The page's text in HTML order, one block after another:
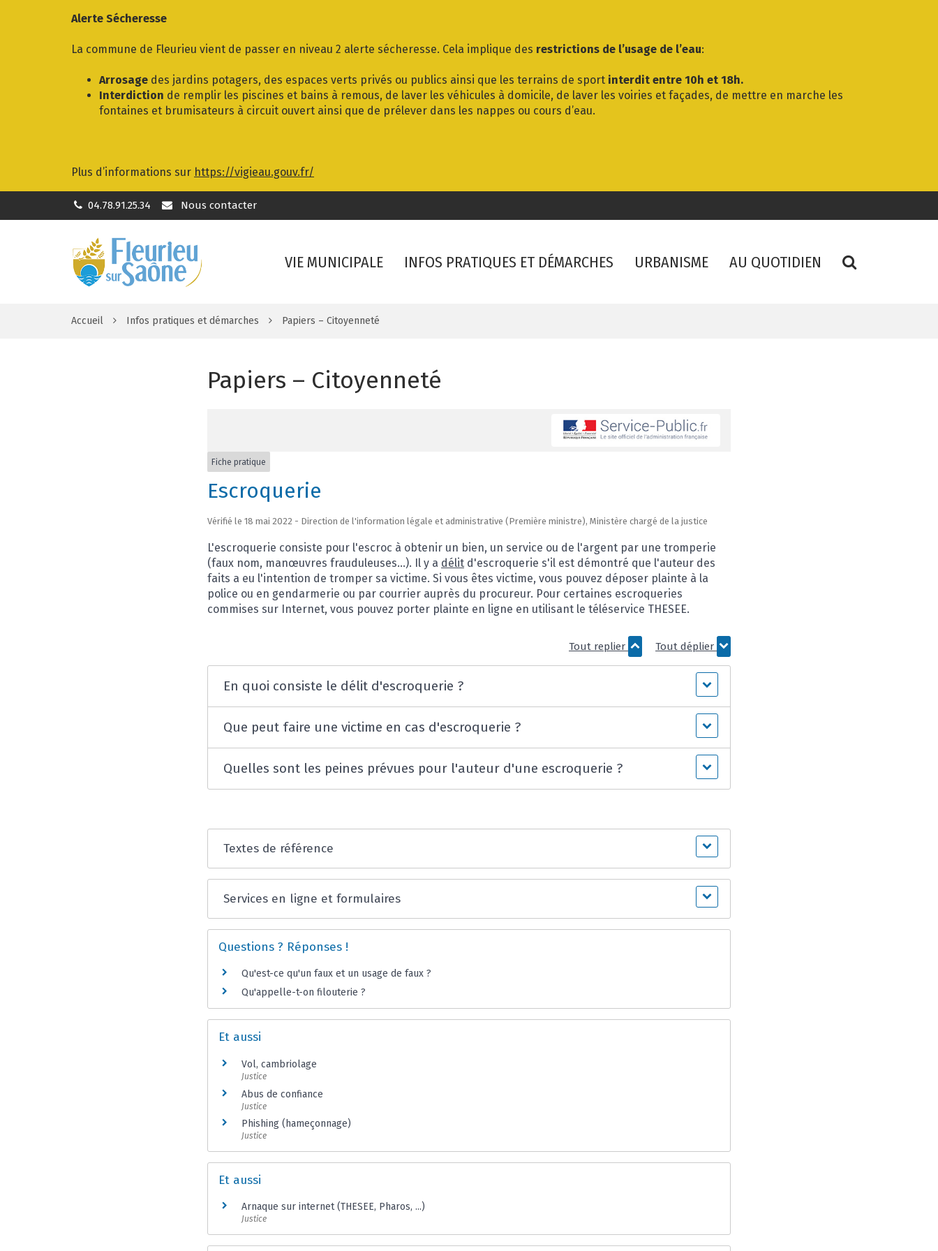
Alerte Sécheresse
La commune de Fleurieu vient de passer en niveau 2 alerte sécheresse. Cela implique des restrictions de l’usage de l’eau:
Arrosage des jardins potagers, des espaces verts privés ou publics ainsi que les terrains de sport interdit entre 10h et 18h.
Interdiction de remplir les piscines et bains à remous, de laver les véhicules à domicile, de laver les voiries et façades, de mettre en marche les
fontaines et brumisateurs à circuit ouvert ainsi que de prélever dans les nappes ou cours d’eau.
Plus d’informations sur https://vigieau.gouv.fr/
04.78.91.25.34 Nous contacter
VIE MUNICIPALE INFOS PRATIQUES ET DÉMARCHES URBANISME AU QUOTIDIEN
Accueil Infos pratiques et démarches Papiers – Citoyenneté
Papiers – Citoyenneté
Fiche pratique
Escroquerie
Vérifié le 18 mai 2022 - Direction de l'information légale et administrative (Première ministre), Ministère chargé de la justice
L'escroquerie consiste pour l'escroc à obtenir un bien, un service ou de l'argent par une tromperie
(faux nom, manœuvres frauduleuses...). Il y a délit d'escroquerie s'il est démontré que l'auteur des
faits a eu l'intention de tromper sa victime. Si vous êtes victime, vous pouvez déposer plainte à la
police ou en gendarmerie ou par courrier auprès du procureur. Pour certaines escroqueries
commises sur Internet, vous pouvez porter plainte en ligne en utilisant le téléservice THESEE.
Tout replier Tout déplier
En quoi consiste le délit d'escroquerie ?
Que peut faire une victime en cas d'escroquerie ?
Quelles sont les peines prévues pour l'auteur d'une escroquerie ?
Textes de référence
Services en ligne et formulaires
Questions ? Réponses !
Qu'est-ce qu'un faux et un usage de faux ?
Qu'appelle-t-on filouterie ?
Et aussi
Vol, cambriolage
Justice
Abus de confiance
Justice
Phishing (hameçonnage)
Justice
Et aussi
Arnaque sur internet (THESEE, Pharos, ...)
Justice